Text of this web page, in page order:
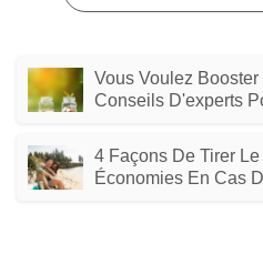
Vous Voulez
Conseils D'experts
4 Façons De Tirer
Économies En Cas